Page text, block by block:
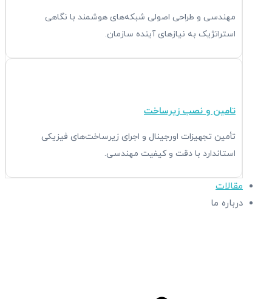
مهندسی و طراحی اصولی شبکه‌های هوشمند با نگاهی
استراتژیک به نیازهای آینده سازمان.
تامین و نصب زیرساخت
تأمین تجهیزات اورجینال و اجرای زیرساخت‌های فیزیکی
استاندارد با دقت و کیفیت مهندسی.
مقالات
درباره ما